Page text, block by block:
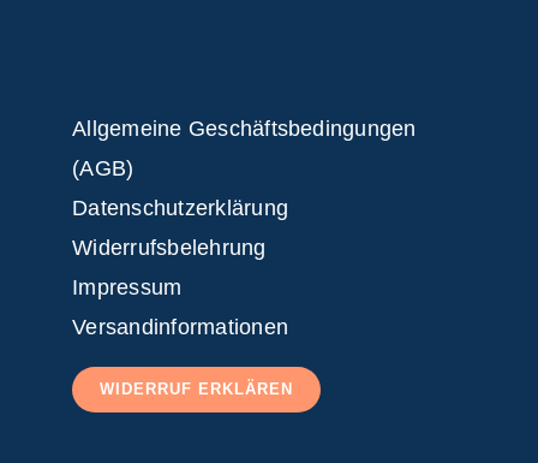
Allgemeine Geschäftsbedingungen
(AGB)
Datenschutzerklärung
Widerrufsbelehrung
Impressum
Versandinformationen
WIDERRUF ERKLÄREN